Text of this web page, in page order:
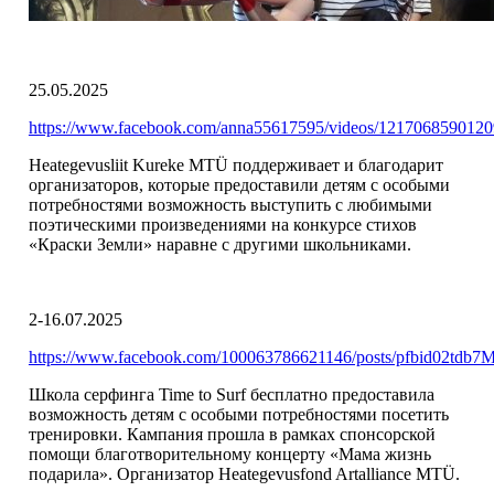
25.05.2025
https://www.facebook.com/anna55617595/videos/
Heategevusliit Kureke MTÜ поддерживает и благодарит
организаторов, которые предоставили детям с особыми
потребностями возможность выступить с любимыми
поэтическими произведениями на конкурсе стихов
«Краски Земли» наравне с другими школьниками.
2-16.07.2025
https://www.facebook.com/100063786621146/posts/
Школа серфинга Time to Surf бесплатно предоставила
возможность детям с особыми потребностями посетить
тренировки. Кампания прошла в рамках спонсорской
помощи благотворительному концерту «Мама жизнь
подарила». Организатор Heategevusfond Artalliance MTÜ.